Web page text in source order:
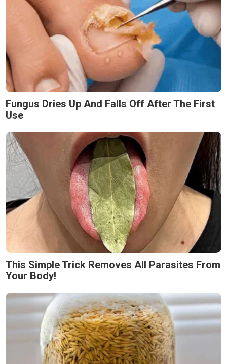
Fungus Dries Up And Falls Off After The First
Use
This Simple Trick Removes All Parasites From
Your Body!